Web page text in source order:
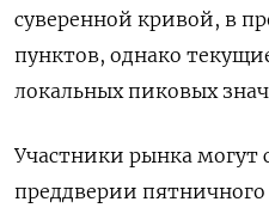
суверенной кривой, в
пунктов, однако
локальных пиковых
Участники рынка могут
преддверии пятничного